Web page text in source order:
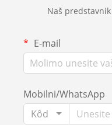
Naš
E-mail
Mobilni/WhatsApp
Kôd